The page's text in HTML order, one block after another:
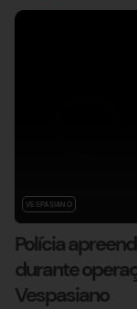
VESPASIANO
Polícia
durante
Vespasiano